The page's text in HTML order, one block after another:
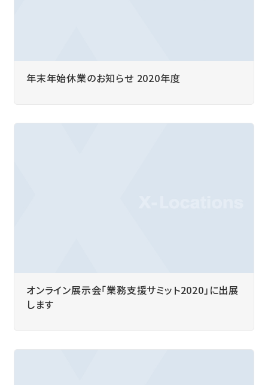
年末年始休業のお知らせ 2020年度
オンライン展示会「業務支援サミット2020」に出展
します